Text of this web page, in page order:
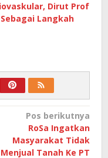
Dirut Prof
Langkah
Pos berikutnya
RoSa Ingatkan
Masyarakat Tidak
Menjual Tanah Ke PT